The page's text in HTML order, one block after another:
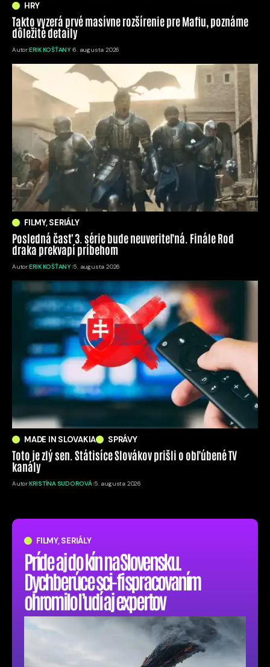
FILMY, SERIÁLY
Príde aj do kín na Slovensku.
Dychberúce sci-fi spracovaním
ohromilo ľudí aj expertov
HRY
Takto vyzerá prvé masívne rozšírenie pre Mafiu, poznáme
dôležité detaily
Autor:ERIK KOŠŤANY 6. augusta 2026
FILMY, SERIÁLY
Posledná časť 3. série bude neuveriteľná. Finále Rod
draka prekvapí príbehom
Autor:ERIK KOŠŤANY 5. augusta 2026
MADE IN SLOVAKIA SPRÁVY
Toto je zlý sen. Státisíce Slovákov prišli o obľúbené TV
kanály
Autor:KRISTÍNA SUDOROVÁ 5. augusta 2026